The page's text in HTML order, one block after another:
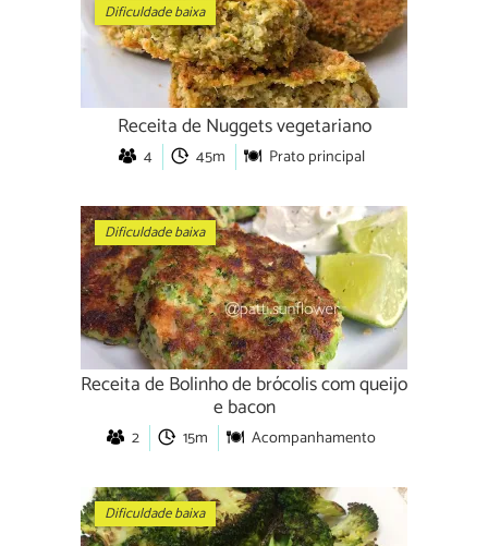
Dificuldade baixa
Receita de Nuggets vegetariano
4 45m Prato principal
Dificuldade baixa
Receita de Bolinho de brócolis com queijo
e bacon
2 15m Acompanhamento
Dificuldade baixa